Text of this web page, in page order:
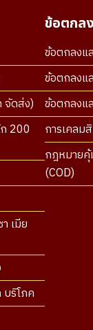
ดส่ง)
200
เมีย
บริโภค
ข้อตกล
ข้อตกลงแ
ข้อตกลงแ
ข้อตกลงแ
การเคลม
กฎหมายคุ้
(COD)